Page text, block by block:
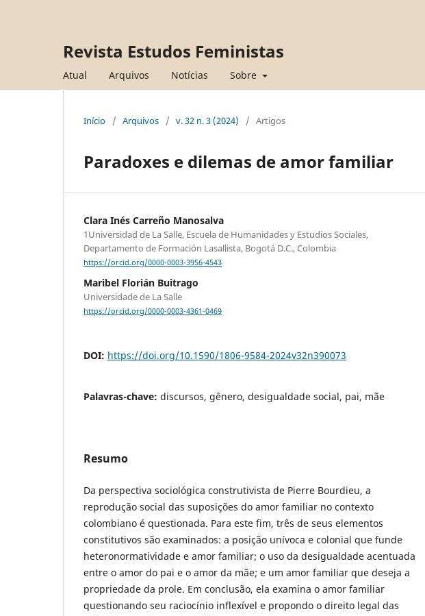
Revista Estudos Feministas
Atual Arquivos Notícias Sobre
Início / Arquivos / v. 32 n. 3 (2024) / Artigos
Paradoxes e dilemas de amor familiar
Clara Inés Carreño Manosalva
1Universidad de La Salle, Escuela de Humanidades y Estudios Sociales,
Departamento de Formación Lasallista, Bogotá D.C., Colombia
https://orcid.org/0000-0003-3956-4543
Maribel Florián Buitrago
Universidade de La Salle
https://orcid.org/0000-0003-4361-0469
DOI: https://doi.org/10.1590/1806-9584-2024v32n390073
Palavras-chave: discursos, gênero, desigualdade social, pai, mãe
Resumo
Da perspectiva sociológica construtivista de Pierre Bourdieu, a
reprodução social das suposições do amor familiar no contexto
colombiano é questionada. Para este fim, três de seus elementos
constitutivos são examinados: a posição unívoca e colonial que funde
heteronormatividade e amor familiar; o uso da desigualdade acentuada
entre o amor do pai e o amor da mãe; e um amor familiar que deseja a
propriedade da prole. Em conclusão, ela examina o amor familiar
questionando seu raciocínio inflexível e propondo o direito legal das